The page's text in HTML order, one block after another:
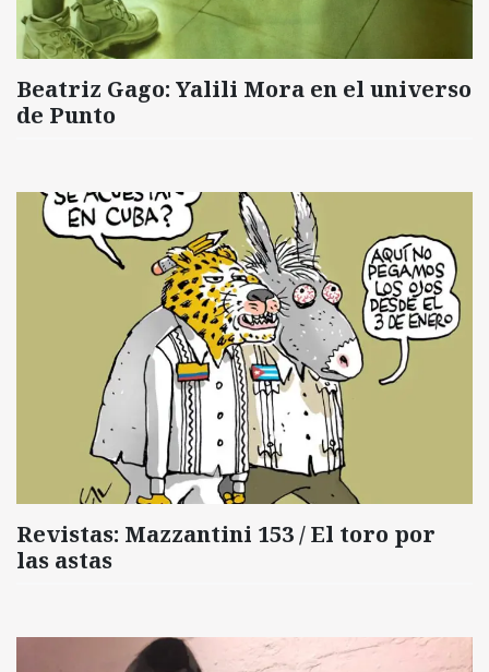
Beatriz Gago: Yalili Mora en el universo
de Punto
Revistas: Mazzantini 153 / El toro por
las astas